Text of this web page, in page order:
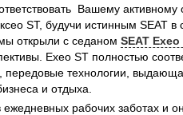
Вашему активному
ST, будучи истинным SEAT
открыли с седаном SEAT
Exeo ST полностью
передовые технологии,
и отдыха.
рабочих заботах и